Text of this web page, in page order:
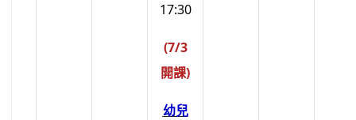
17:30
(7/3
開課)
幼兒